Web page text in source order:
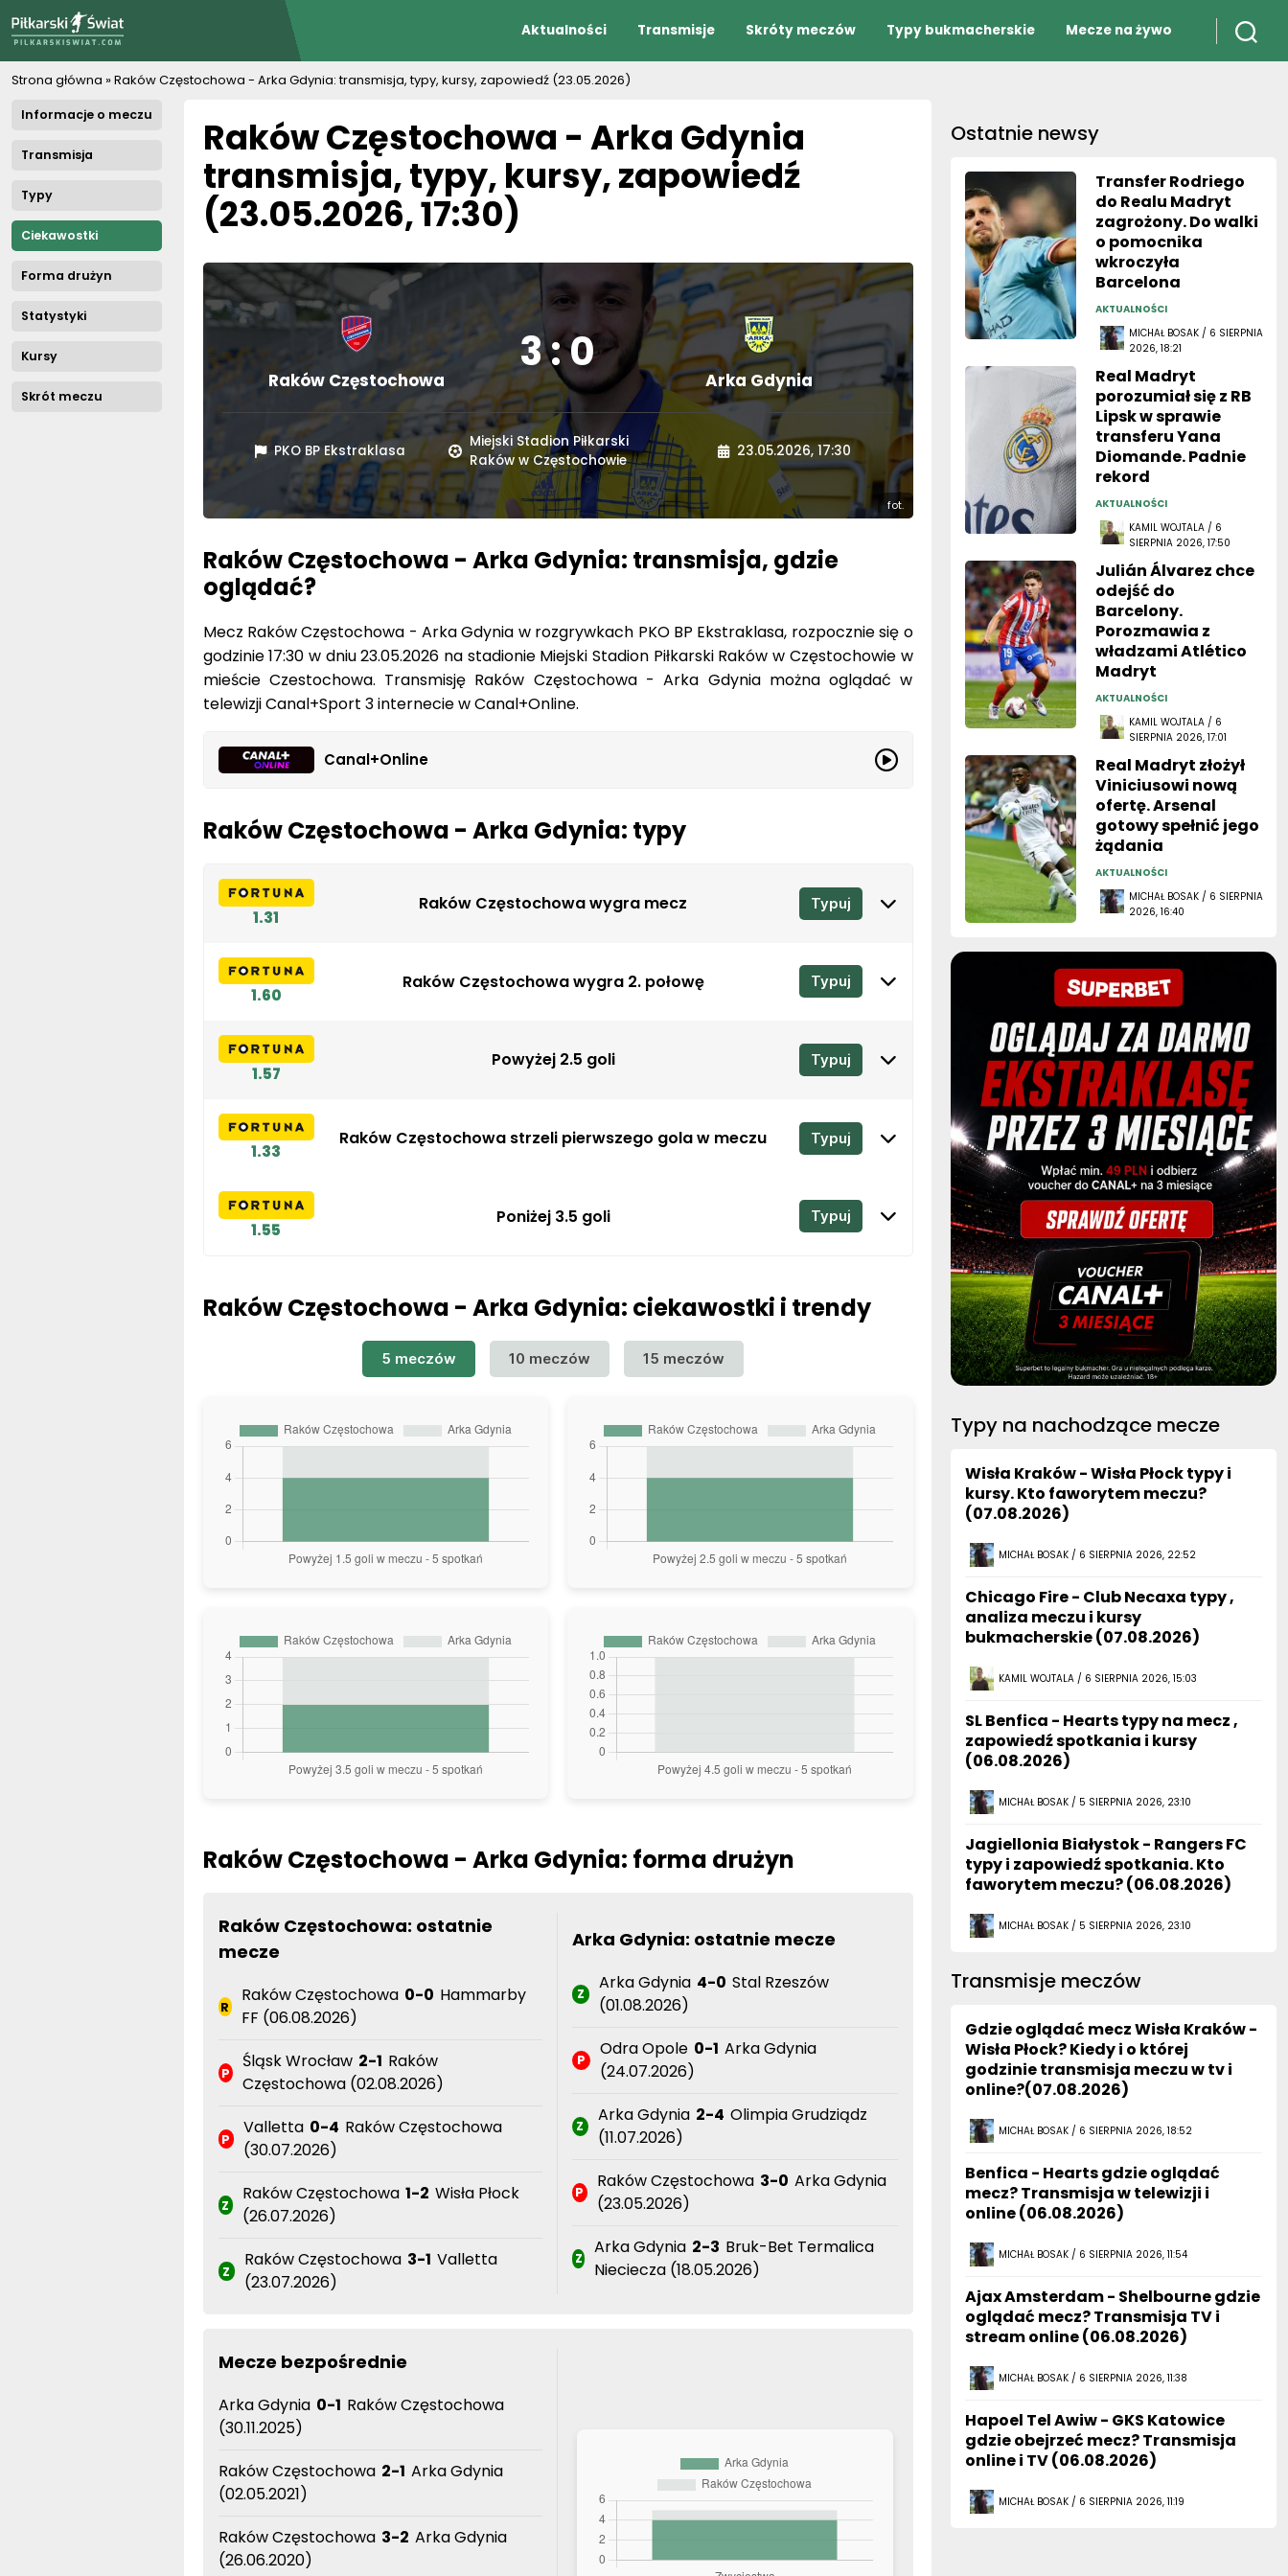
Aktualności Transmisje Skróty meczów Typy bukmacherskie Mecze na żywo
Strona główna »Raków Częstochowa - Arka Gdynia: transmisja, typy, kursy, zapowiedź (23.05.2026)
Informacje o meczu
Transmisja
Typy
Ciekawostki
Forma drużyn
Statystyki
Kursy
Skrót meczu
Raków Częstochowa - Arka Gdynia
transmisja, typy, kursy, zapowiedź
(23.05.2026, 17:30)
Raków Częstochowa
3 : 0
Arka Gdynia
PKO BP Ekstraklasa
Miejski Stadion Piłkarski
Raków w Częstochowie
23.05.2026, 17:30
fot.
Raków Częstochowa - Arka Gdynia: transmisja, gdzie
oglądać?
Mecz Raków Częstochowa - Arka Gdynia w rozgrywkach PKO BP Ekstraklasa, rozpocznie się o
godzinie 17:30 w dniu 23.05.2026 na stadionie Miejski Stadion Piłkarski Raków w Częstochowie w
mieście Czestochowa. Transmisję Raków Częstochowa - Arka Gdynia można oglądać w
telewizji Canal+Sport 3 internecie w Canal+Online.
Canal+Online
Raków Częstochowa - Arka Gdynia: typy
1.31
Raków Częstochowa wygra mecz Typuj
1.60
Raków Częstochowa wygra 2. połowę Typuj
1.57
Powyżej 2.5 goli Typuj
1.33
Raków Częstochowa strzeli pierwszego gola w meczu Typuj
1.55
Poniżej 3.5 goli Typuj
Raków Częstochowa - Arka Gdynia: ciekawostki i trendy
5 meczów 10 meczów 15 meczów
Raków Częstochowa - Arka Gdynia: forma drużyn
Raków Częstochowa: ostatnie
mecze
R
Raków Częstochowa 0-0 Hammarby
FF (06.08.2026)
P
Śląsk Wrocław 2-1 Raków
Częstochowa (02.08.2026)
P
Valletta 0-4 Raków Częstochowa
(30.07.2026)
Z
Raków Częstochowa 1-2 Wisła Płock
(26.07.2026)
Z
Raków Częstochowa 3-1 Valletta
(23.07.2026)
Arka Gdynia: ostatnie mecze
Z
Arka Gdynia 4-0 Stal Rzeszów
(01.08.2026)
P
Odra Opole 0-1 Arka Gdynia
(24.07.2026)
Z
Arka Gdynia 2-4 Olimpia Grudziądz
(11.07.2026)
P
Raków Częstochowa 3-0 Arka Gdynia
(23.05.2026)
Z
Arka Gdynia 2-3 Bruk-Bet Termalica
Nieciecza (18.05.2026)
Mecze bezpośrednie
Arka Gdynia 0-1 Raków Częstochowa
(30.11.2025)
Raków Częstochowa 2-1 Arka Gdynia
(02.05.2021)
Raków Częstochowa 3-2 Arka Gdynia
(26.06.2020)
Ostatnie newsy
Transfer Rodriego
do Realu Madryt
zagrożony. Do walki
o pomocnika
wkroczyła
Barcelona
AKTUALNOŚCI
MICHAŁ BOSAK / 6 SIERPNIA
2026, 18:21
Real Madryt
porozumiał się z RB
Lipsk w sprawie
transferu Yana
Diomande. Padnie
rekord
AKTUALNOŚCI
KAMIL WOJTALA / 6
SIERPNIA 2026, 17:50
Julián Álvarez chce
odejść do
Barcelony.
Porozmawia z
władzami Atlético
Madryt
AKTUALNOŚCI
KAMIL WOJTALA / 6
SIERPNIA 2026, 17:01
Real Madryt złożył
Viniciusowi nową
ofertę. Arsenal
gotowy spełnić jego
żądania
AKTUALNOŚCI
MICHAŁ BOSAK / 6 SIERPNIA
2026, 16:40
Typy na nachodzące mecze
Wisła Kraków - Wisła Płock typy i
kursy. Kto faworytem meczu?
(07.08.2026)
MICHAŁ BOSAK / 6 SIERPNIA 2026, 22:52
Chicago Fire - Club Necaxa typy ,
analiza meczu i kursy
bukmacherskie (07.08.2026)
KAMIL WOJTALA / 6 SIERPNIA 2026, 15:03
SL Benfica - Hearts typy na mecz ,
zapowiedź spotkania i kursy
(06.08.2026)
MICHAŁ BOSAK / 5 SIERPNIA 2026, 23:10
Jagiellonia Białystok - Rangers FC
typy i zapowiedź spotkania. Kto
faworytem meczu? (06.08.2026)
MICHAŁ BOSAK / 5 SIERPNIA 2026, 23:10
Transmisje meczów
Gdzie oglądać mecz Wisła Kraków -
Wisła Płock? Kiedy i o której
godzinie transmisja meczu w tv i
online?(07.08.2026)
MICHAŁ BOSAK / 6 SIERPNIA 2026, 18:52
Benfica - Hearts gdzie oglądać
mecz? Transmisja w telewizji i
online (06.08.2026)
MICHAŁ BOSAK / 6 SIERPNIA 2026, 11:54
Ajax Amsterdam - Shelbourne gdzie
oglądać mecz? Transmisja TV i
stream online (06.08.2026)
MICHAŁ BOSAK / 6 SIERPNIA 2026, 11:38
Hapoel Tel Awiw - GKS Katowice
gdzie obejrzeć mecz? Transmisja
online i TV (06.08.2026)
MICHAŁ BOSAK / 6 SIERPNIA 2026, 11:19